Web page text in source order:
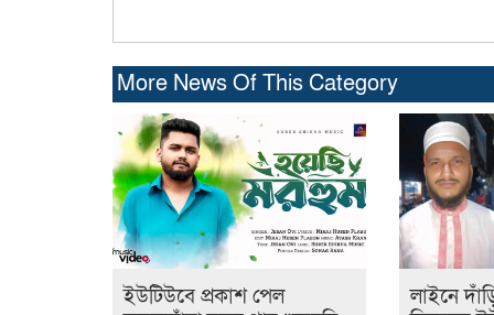
More News Of This Category
ইউটিউবে প্রকাশ পেল
লাইনে